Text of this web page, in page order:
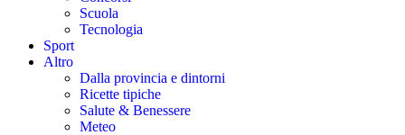
Scuola
Tecnologia
Sport
Altro
Dalla provincia e dintorni
Ricette tipiche
Salute & Benessere
Meteo